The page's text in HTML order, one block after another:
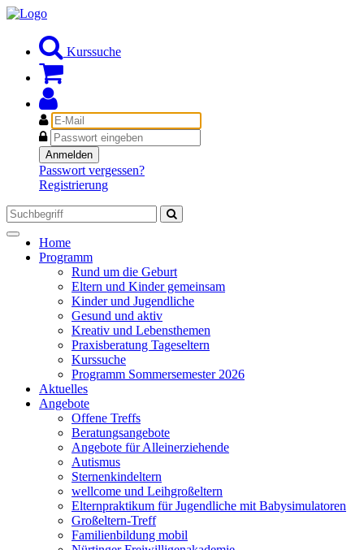
Kurssuche
E-
Mail
Passwort
Anmelden
Passwort vergessen?
Registrierung
Toggle
navigation
Home
Programm
Rund um die Geburt
Eltern und Kinder gemeinsam
Kinder und Jugendliche
Gesund und aktiv
Kreativ und Lebensthemen
Praxisberatung Tageseltern
Kurssuche
Programm Sommersemester 2026
Aktuelles
Angebote
Offene Treffs
Beratungsangebote
Angebote für Alleinerziehende
Autismus
Sternenkindeltern
wellcome und Leihgroßeltern
Elternpraktikum für Jugendliche mit Babysimulatoren
Großeltern-Treff
Familienbildung mobil